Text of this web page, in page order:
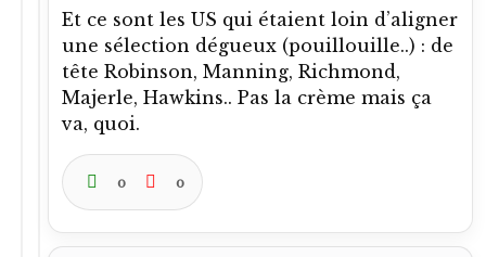
Et ce sont les US qui étaient loin d’aligner
une sélection dégueux (pouillouille..) : de
tête Robinson, Manning, Richmond,
Majerle, Hawkins.. Pas la crème mais ça
va, quoi.
0 0